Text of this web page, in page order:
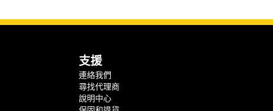
支援
連絡我們
尋找代理商
說明中心